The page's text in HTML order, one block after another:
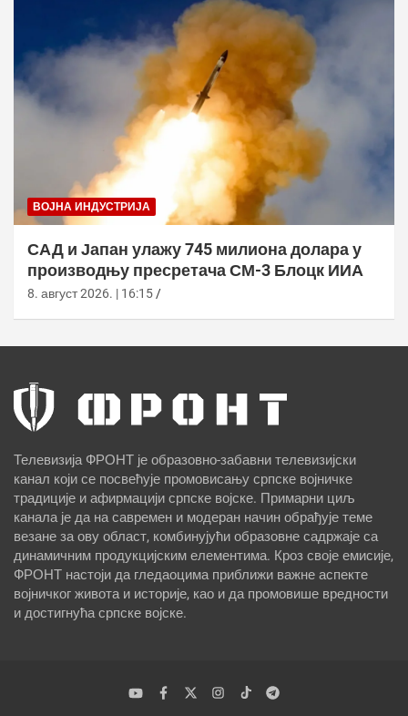
ВОЈНА ИНДУСТРИЈА
САД и Јапан улажу 745 милиона долара у
производњу пресретача СМ-3 Блоцк ИИА
8. август 2026. | 16:15
Телевизија ФРОНТ је образовно-забавни телевизијски
канал који се посвећује промовисању српске војничке
традиције и афирмацији српске војске. Примарни циљ
канала је да на савремен и модеран начин обрађује теме
везане за ову област, комбинујући образовне садржаје са
динамичним продукцијским елементима. Кроз своје емисије,
ФРОНТ настоји да гледаоцима приближи важне аспекте
војничког живота и историје, као и да промовише вредности
и достигнућа српске војске.